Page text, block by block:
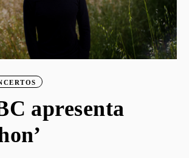
apresenta